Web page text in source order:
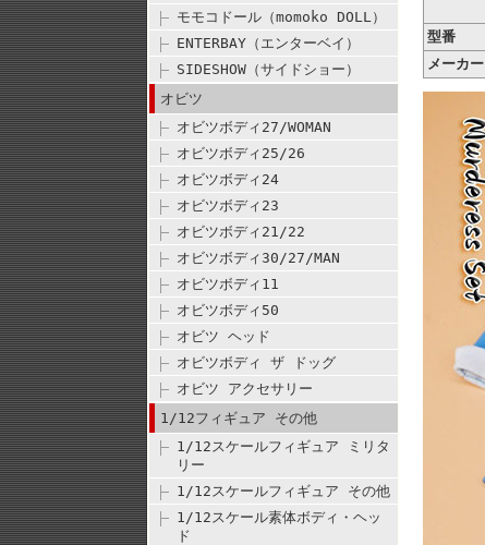
モモコドール（momoko DOLL）
ENTERBAY（エンターベイ）
SIDESHOW（サイドショー）
オビツ
オビツボディ27/WOMAN
オビツボディ25/26
オビツボディ24
オビツボディ23
オビツボディ21/22
オビツボディ30/27/MAN
オビツボディ11
オビツボディ50
オビツ ヘッド
オビツボディ ザ ドッグ
オビツ アクセサリー
1/12フィギュア その他
1/12スケールフィギュア ミリタ
リー
1/12スケールフィギュア その他
1/12スケール素体ボディ・ヘッ
ド
型番
メーカー